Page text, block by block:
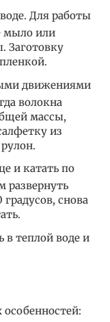
Для работы
мыло или
Заготовку
движениями
волокна
массы,
из
и катать по
развернуть
снова
теплой воде и